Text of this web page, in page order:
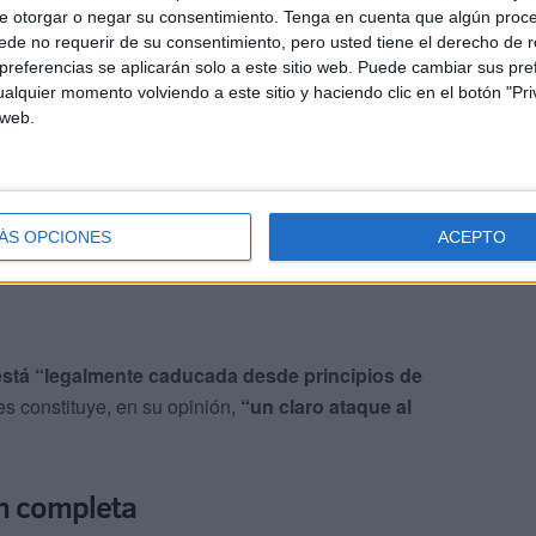
otorgar o negar su consentimiento. Tenga en cuenta que algún
no requerir de su consentimiento, pero usted tiene el derecho de
se aplicarán solo a este sitio web. Puede cambiar sus
momento volviendo a este sitio y haciendo clic en el botón
OPCIONES ACEPTO
con el proyecto de ley de reorganización del Consejo
a
continuar con“una situación ilegal”.
“legalmente caducada desde principios de
constituye, en su opinión, “un claro ataque al
completa